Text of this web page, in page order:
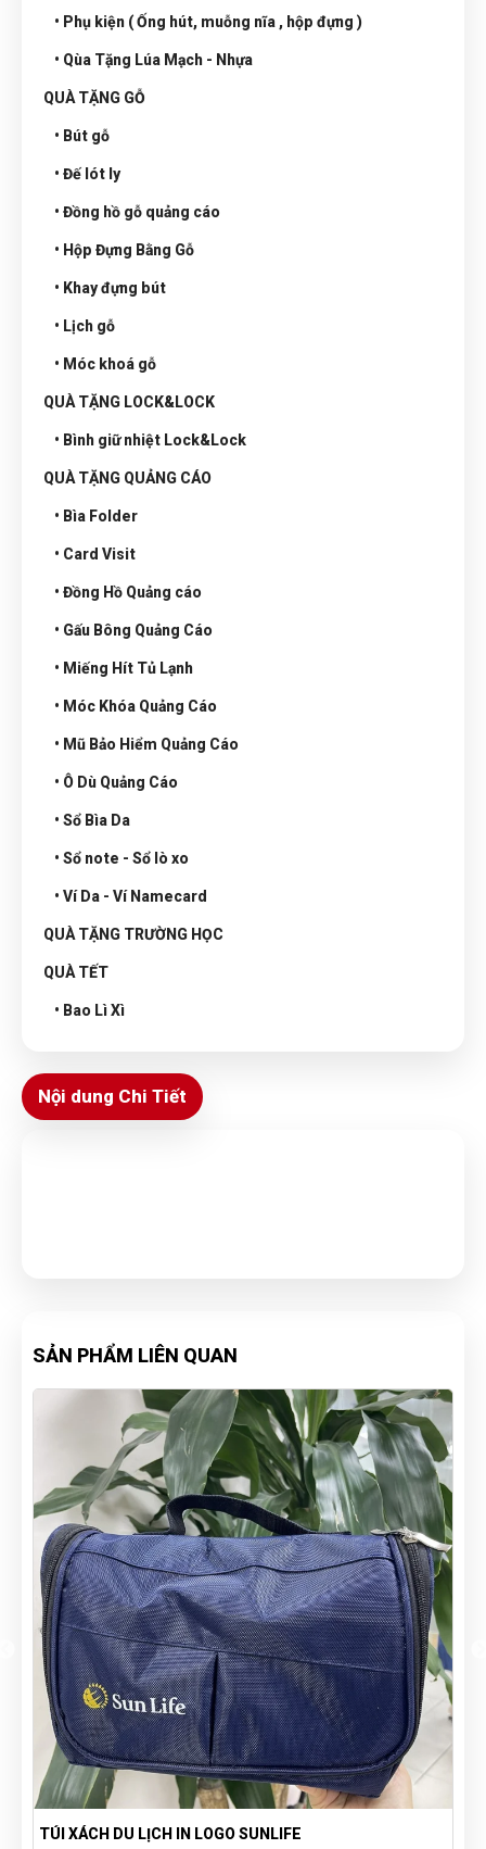
• Phụ kiện ( Ống hút, muỗng nĩa , hộp đựng )
• Qùa Tặng Lúa Mạch - Nhựa
QUÀ TẶNG GỖ
• Bút gỗ
• Đế lót ly
• Đồng hồ gỗ quảng cáo
• Hộp Đựng Bằng Gỗ
• Khay đựng bút
• Lịch gỗ
• Móc khoá gỗ
QUÀ TẶNG LOCK&LOCK
• Bình giữ nhiệt Lock&Lock
QUÀ TẶNG QUẢNG CÁO
• Bìa Folder
• Card Visit
• Đồng Hồ Quảng cáo
• Gấu Bông Quảng Cáo
• Miếng Hít Tủ Lạnh
• Móc Khóa Quảng Cáo
• Mũ Bảo Hiểm Quảng Cáo
• Ô Dù Quảng Cáo
• Sổ Bìa Da
• Sổ note - Sổ lò xo
• Ví Da - Ví Namecard
QUÀ TẶNG TRƯỜNG HỌC
QUÀ TẾT
• Bao Lì Xì
Nội dung Chi Tiết
SẢN PHẨM LIÊN QUAN
TÚI XÁCH DU LỊCH IN LOGO SUNLIFE